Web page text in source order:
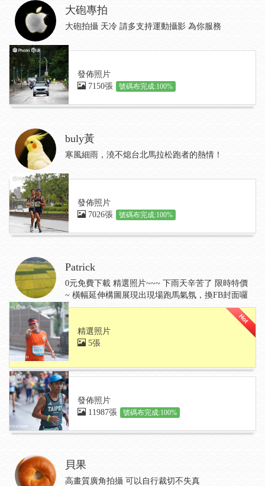
大砲專拍
大砲拍攝 天冷 請多支持運動攝影 為你服務
發佈照片
7150張
號碼布完成:100%
buly黃
寒風細雨，澆不熄台北馬拉松跑者的熱情！
發佈照片
7026張
號碼布完成:100%
Patrick
0元免費下載 精選照片~~~ 下雨天辛苦了 限時特價
~ 橫幅延伸構圖展現出現場跑馬氣氛，換FB封面囉
精選照片
5張
發佈照片
11987張
號碼布完成:100%
貝果
高畫質廣角拍攝 可以自行裁切不失真